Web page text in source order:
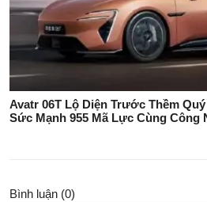
Avatr 06T Lộ Diện Trước Thềm
Sức Mạnh 955 Mã Lực Cùng Công
Bình luận (0)